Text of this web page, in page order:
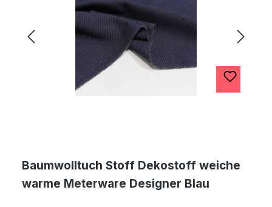
Baumwolltuch Stoff Dekostoff weiche
warme Meterware Designer Blau